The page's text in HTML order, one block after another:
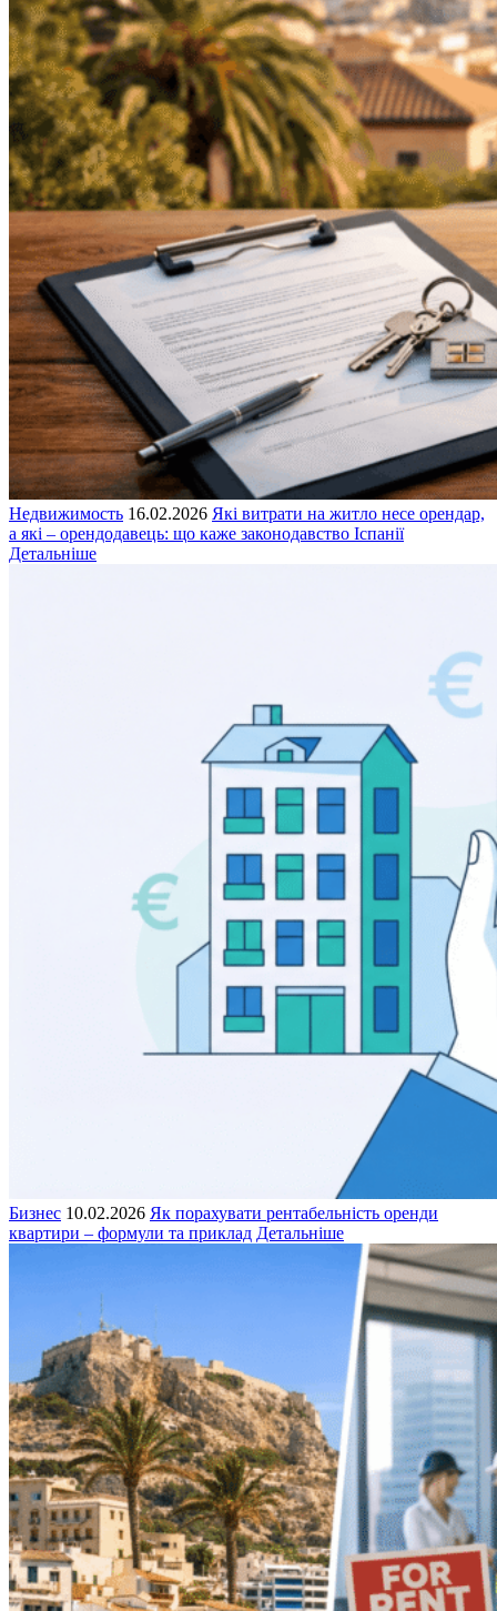
Недвижимость 16.02.2026 Які витрати на житло несе орендар,
а які – орендодавець: що каже законодавство Іспанії
Детальніше
Бизнес 10.02.2026 Як порахувати рентабельність оренди
квартири – формули та приклад Детальніше